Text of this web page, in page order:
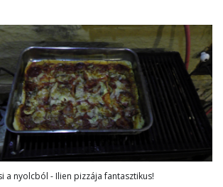
a nyolcból - Ilien pizzája fantasztikus!